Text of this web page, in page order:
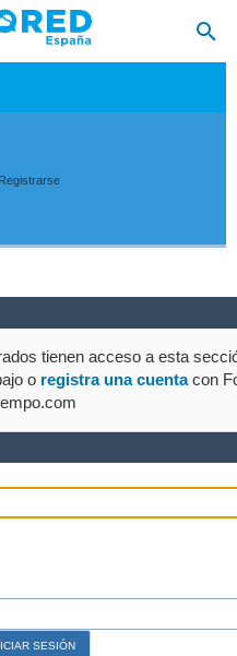
Registrarse
tienen acceso a esta
o registra una cuentacon